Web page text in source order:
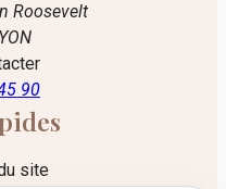
Roosevelt
90
site